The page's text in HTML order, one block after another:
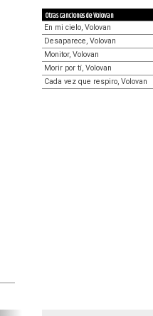
Otras canciones de Volovan
En mi cielo, Volovan
Desaparece, Volovan
Monitor, Volovan
Morir por tí, Volovan
Cada vez que respiro, Volovan